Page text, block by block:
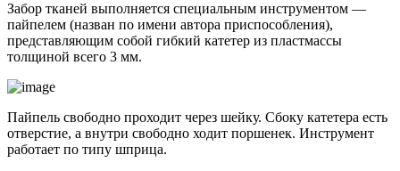
Забор тканей выполняется специальным инструментом —
пайпелем (назван по имени автора приспособления),
представляющим собой гибкий катетер из пластмассы
толщиной всего 3 мм.
Пайпель свободно проходит через шейку. Сбоку катетера есть
отверстие, а внутри свободно ходит поршенек. Инструмент
работает по типу шприца.